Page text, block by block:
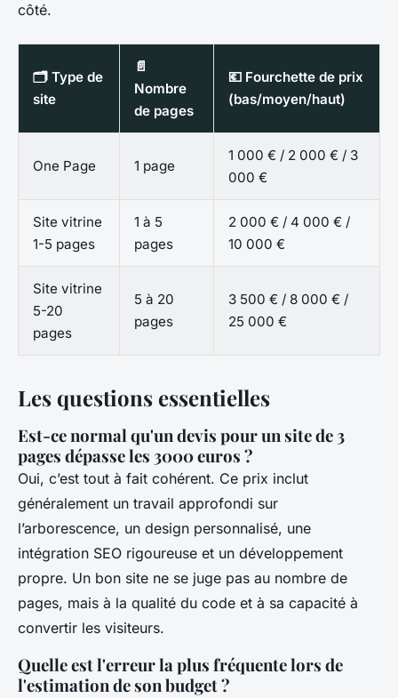
côté.
🗂️ Type de
site
📄
Nombre
de pages
💶 Fourchette de prix
(bas/moyen/haut)
One Page 1 page
1 000 € / 2 000 € / 3
000 €
Site vitrine
1-5 pages
1 à 5
pages
2 000 € / 4 000 € /
10 000 €
Site vitrine
5-20
pages
5 à 20
pages
3 500 € / 8 000 € /
25 000 €
Les questions essentielles
Est-ce normal qu'un devis pour un site de 3
pages dépasse les 3000 euros ?
Oui, c’est tout à fait cohérent. Ce prix inclut
généralement un travail approfondi sur
l’arborescence, un design personnalisé, une
intégration SEO rigoureuse et un développement
propre. Un bon site ne se juge pas au nombre de
pages, mais à la qualité du code et à sa capacité à
convertir les visiteurs.
Quelle est l'erreur la plus fréquente lors de
l'estimation de son budget ?